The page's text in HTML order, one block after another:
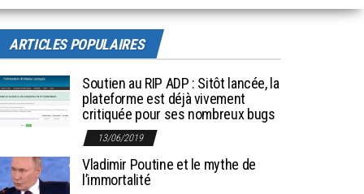
ARTICLES POPULAIRES
Soutien au RIP ADP : Sitôt lancée, la
plateforme est déjà vivement
critiquée pour ses nombreux bugs
13/06/2019
Vladimir Poutine et le mythe de
l’immortalité